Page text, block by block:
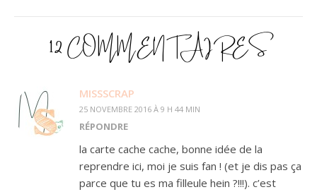
12 COMMENTAIRES
MISSSCRAP
25 NOVEMBRE 2016 À 9 H 44 MIN
RÉPONDRE
la carte cache cache, bonne idée de la
reprendre ici, moi je suis fan ! (et je dis pas ça
parce que tu es ma filleule hein ?!!!). c’est